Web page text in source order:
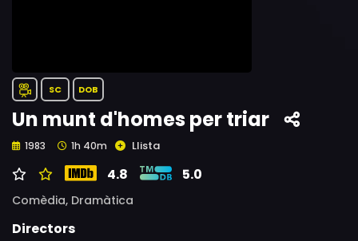
SC DOB
Un munt d'homes per triar
1983 1h 40m Llista
4.8 5.0
Comèdia, Dramàtica
Directors